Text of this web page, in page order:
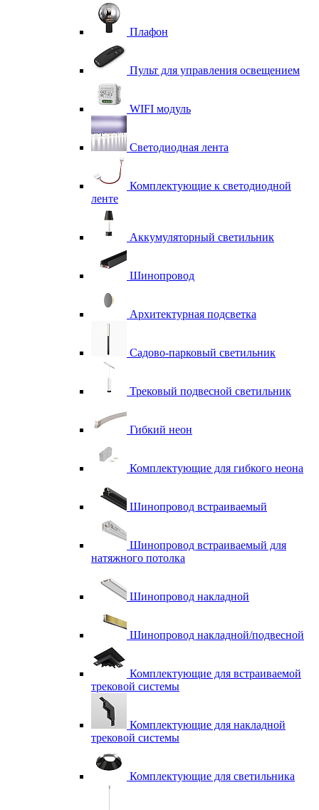
Плафон
Пульт для управления освещением
WIFI модуль
Светодиодная лента
Комплектующие к светодиодной
ленте
Аккумуляторный светильник
Шинопровод
Архитектурная подсветка
Садово-парковый светильник
Трековый подвесной светильник
Гибкий неон
Комплектующие для гибкого неона
Шинопровод встраиваемый
Шинопровод встраиваемый для
натяжного потолка
Шинопровод накладной
Шинопровод накладной/подвесной
Комплектующие для встраиваемой
трековой системы
Комплектующие для накладной
трековой системы
Комплектующие для светильника